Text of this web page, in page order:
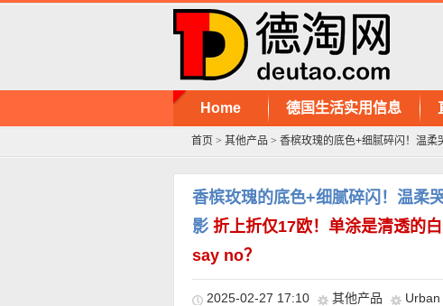
Home 德国生活实用信息
首页 > 其他产品 > 香槟玫瑰的底色+细腻碎闪！温
香槟玫瑰的底色+细腻碎闪！温柔
影 折上折仅17欧！单涂是清透的
say no？
2025-02-27 17:10 其他产品